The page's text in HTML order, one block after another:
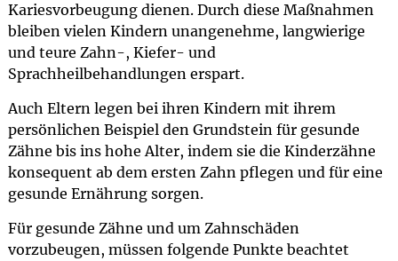
Kariesvorbeugung dienen. Durch diese Maßnahmen
bleiben vielen Kindern unangenehme, langwierige
und teure Zahn-, Kiefer- und
Sprachheilbehandlungen erspart.
Auch Eltern legen bei ihren Kindern mit ihrem
persönlichen Beispiel den Grundstein für gesunde
Zähne bis ins hohe Alter, indem sie die Kinderzähne
konsequent ab dem ersten Zahn pflegen und für eine
gesunde Ernährung sorgen.
Für gesunde Zähne und um Zahnschäden
vorzubeugen, müssen folgende Punkte beachtet